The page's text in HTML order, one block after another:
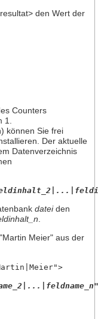
den Wert der
Counters
können Sie frei
Der aktuelle
Datenverzeichnis
dateiden
Meier" aus der